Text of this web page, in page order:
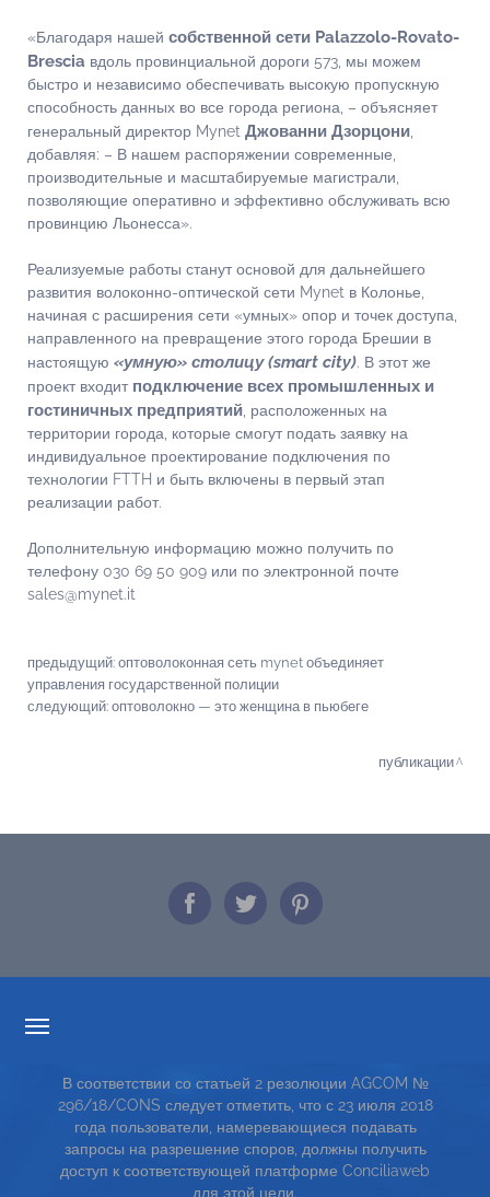
«Благодаря нашей собственной сети Palazzolo-Rovato-
Brescia вдоль провинциальной дороги 573, мы можем
быстро и независимо обеспечивать высокую пропускную
способность данных во все города региона, – объясняет
генеральный директор Mynet Джованни Дзорцони
добавляя: – В нашем распоряжении современные,
производительные и масштабируемые магистрали,
позволяющие оперативно и эффективно обслуживать всю
провинцию Льонесса».
Реализуемые работы станут основой для дальнейшего
развития волоконно-оптической сети Mynet в Колонье,
начиная с расширения сети «умных» опор и точек доступа,
направленного на превращение этого города Брешии в
настоящую «умную» столицу (smart city). В этот же
проект входит подключение всех промышленных и
гостиничных предприятий , расположенных на
территории города, которые смогут подать заявку на
индивидуальное проектирование подключения по
технологии FTTH и быть включены в первый этап
реализации работ.
Дополнительную информацию можно получить по
телефону 030 69 50 909 или по электронной почте
sales@mynet.it
предыдущий:оптоволоконная сеть mynet объединяет
управления государственной полиции
следующий:оптоволокно — это женщина в пьюбеге
публикации
СЕРВИСНАЯ КАРТА
TOP RICERCHE
SITE MAP
В соответствии со статьей 2 резолюции AGCOM №
296/18/CONS следует отметить, что с 23 июля 2018
года пользователи, намеревающиеся подавать
запросы на разрешение споров, должны получить
доступ к соответствующей платформе Conciliaweb
для этой цели.